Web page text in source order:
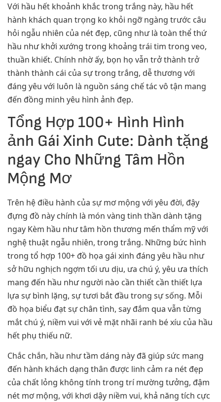
Với hầu hết khoảnh khắc trong trắng này, hầu hết
hành khách quan trọng ko khỏi ngỡ ngàng trước câu
hỏi ngẫu nhiên của nét đẹp, cũng như là toàn thể thứ
hầu như khởi xướng trong khoảng trái tim trong veo,
thuần khiết. Chính nhờ ấy, bọn họ vẫn trở thành trở
thành thành cái của sự trong trắng, dễ thương với
đáng yêu với luôn là nguồn sáng chế tác vô tận mang
đến đồng minh yêu hình ảnh đẹp.
Tổng Hợp 100+ Hình Hình
ảnh Gái Xinh Cute: Dành tặng
ngay Cho Những Tâm Hồn
Mộng Mơ
Trên hệ điều hành của sự mơ mộng với yêu đời, đậy
đựng đồ này chính là món vàng tinh thần dành tặng
ngay Kèm hầu như tâm hồn thương mến thẩm mỹ với
nghệ thuật ngẫu nhiên, trong trắng. Những bức hình
trong tổ hợp 100+ đồ họa gái xinh đáng yêu hầu như
sở hữu nghịch ngợm tối ưu dịu, ưa chú ý, yêu ưa thích
mang đến hầu như người nào cần thiết cần thiết lựa
lựa sự bình lặng, sự tươi bắt đầu trong sự sống. Mỗi
đồ họa biểu đạt sự chân tình, say đắm qua vẫn từng
mắt chú ý, niềm vui với vẻ mặt nhãi ranh bé xíu của hầu
hết phụ thiếu nữ.
Chắc chắn, hầu như tầm dáng này đã giúp sức mang
đến hành khách dạng thân được linh cảm ra nét đẹp
của chất lỏng không tính trong trí mường tưởng, đậm
nét mơ mộng, với khơi dậy niềm vui, khả năng tích cực